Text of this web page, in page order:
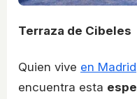
Terraza de Cibeles
Quien vive en Madrid
encuentra esta